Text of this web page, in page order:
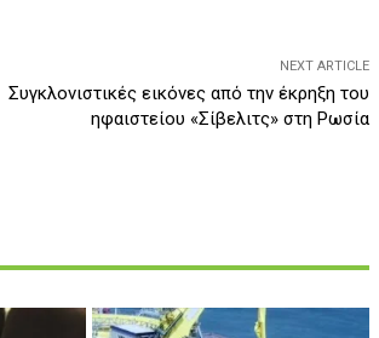
NEXT ARTICLE
Συγκλονιστικές εικόνες από την έκρηξη του
ηφαιστείου «Σίβελιτς» στη Ρωσία